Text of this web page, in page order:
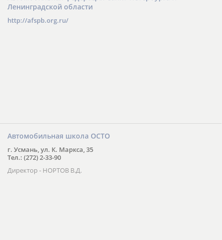
Ленинградской области
http://afspb.org.ru/
Автомобильная школа ОСТО
г. Усмань, ул. К. Маркса, 35
Тел.: (272) 2-33-90
Директор - НОРТОВ В.Д.